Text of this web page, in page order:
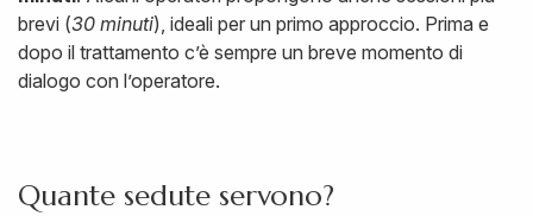
brevi (30 minuti), ideali per un primo approccio. Prima e
dopo il trattamento c’è sempre un breve momento di
dialogo con l’operatore.
Quante sedute servono?